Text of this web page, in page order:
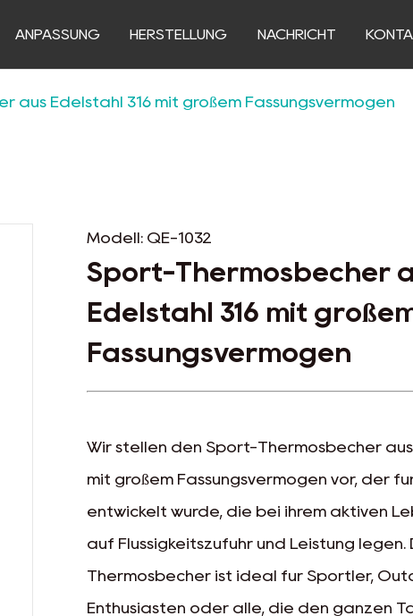
ANPASSUNG HERSTELLUNG NACHRICHT
aus Edelstahl 316 mit großem Fassungsvermögen
Modell: QE-1032
Sport-Thermosbecher
Edelstahl 316 mit
Fassungsvermögen
Wir stellen den Sport-Thermosbecher aus
mit großem Fassungsvermögen vor, der
entwickelt wurde, die bei ihrem aktiven
auf Flüssigkeitszufuhr und Leistung legen.
Thermosbecher ist ideal für Sportler,
Enthusiasten oder alle, die den ganzen